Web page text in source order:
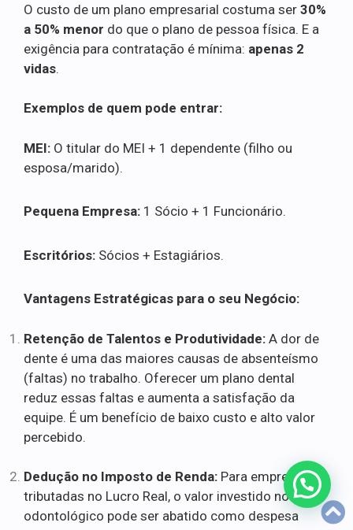
O custo de um plano empresarial costuma ser 30%
a 50% menor do que o plano de pessoa física. E a
exigência para contratação é mínima: apenas 2
vidas.
Exemplos de quem pode entrar:
MEI: O titular do MEI + 1 dependente (filho ou
esposa/marido).
Pequena Empresa: 1 Sócio + 1 Funcionário.
Escritórios: Sócios + Estagiários.
Vantagens Estratégicas para o seu Negócio:
Retenção de Talentos e Produtividade: A dor de
dente é uma das maiores causas de absenteísmo
(faltas) no trabalho. Oferecer um plano dental
reduz essas faltas e aumenta a satisfação da
equipe. É um benefício de baixo custo e alto valor
percebido.
Dedução no Imposto de Renda: Para empresas
tributadas no Lucro Real, o valor investido no plano
odontológico pode ser abatido como despesa